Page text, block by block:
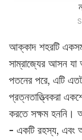
আক্কাদ শহরটি
সাম্রাজ্যের আসন যা
পতনের পরে, এটি
প্রত্নতাত্ত্বিকরা
করতে সক্ষম হননি।
- একটি রহস্য, এবং